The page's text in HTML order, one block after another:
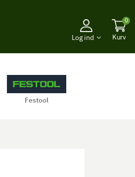
Festool
Log ind
Kurv
0